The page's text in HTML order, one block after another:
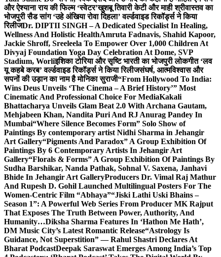
और ऐश्याना राय की फिल्म ‘स्वेटर’खुशबू तिवारी केटी और माही श्रीवास्तव का
भोजपुरी सैड सांग ‘उहे अंखिया रोवा दिहला’ वर्ल्डवाइड रिकॉर्ड्स ने किया
रिलीजDr. DIPTII SINGH – A Dedicated Specialist In Healing,
Wellness And Holistic HealthAmruta Fadnavis, Shahid Kapoor,
Jackie Shroff, Sreeleela To Empower Over 1,000 Children At
Divyaj Foundation Yoga Day Celebration At Dome, SVP
Stadium, Worliइशिका टोरिया और सृष्टि भारती का भोजपुरी लोकगीत ‘लव
यू कहबे करब’ वर्ल्डवाइड रिकॉर्ड्स ने किया रिलीजसंघर्ष, आत्मविश्वास और
सपनों की उड़ान का नाम है मोनिका सुराजी“From Hollywood To India:
Wins Deus Unveils ‘The Cinema – A Brief History’” Most
Cinematic And Professional Choice For MediaKakali
Bhattacharya Unveils Glam Beat 2.0 With Archana Gautam,
Mehjabeen Khan, Nandita Puri And RJ Anurag Pandey In
Mumbai“Where Silence Becomes Form” Solo Show of
Paintings By contemporary artist Nidhi Sharma in Jehangir
Art Gallery“Pigments And Paradox” A Group Exhibition Of
Paintings By 6 Contemporary Artists In Jehangir Art
Gallery“Florals & Forms” A Group Exhibition Of Paintings By
Sudha Barshikar, Nanda Pathak, Sohnal V. Saxena, Janhavi
Bhide In Jehangir Art GalleryProducers Dr. Vimal Raj Mathur
And Rupesh D. Gohil Launched Multilingual Posters For The
Women-Centric Film “Abhaya”“Jiski Lathi Uski Bhains –
Season 1”: A Powerful Web Series From Producer MK Rajput
That Exposes The Truth Between Power, Authority, And
Humanity…Diksha Sharma Features In ‘Hathon Me Hath’,
DM Music City’s Latest Romantic Release“Astrology Is
Guidance, Not Superstition” — Rahul Shastri Declares At
Bharat PodcastDeepak Saraswat Emerges Among India’s Top